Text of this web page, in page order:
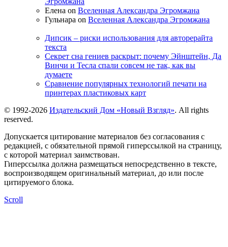
Елена on Вселенная Александра Эгромжана
Гульнара on Вселенная Александра Эгромжана
Дипсик – риски использования для авторерайта
текста
Секрет сна гениев раскрыт: почему Эйнштейн, Да
Винчи и Тесла спали совсем не так, как вы
думаете
Сравнение популярных технологий печати на
принтерах пластиковых карт
© 1992-2026 Издательский Дом «Новый Взгляд». All rights
reserved.
Допускается цитирование материалов без согласования с
редакцией, с обязательной прямой гиперссылкой на страницу,
с которой материал заимствован.
Гиперссылка должна размещаться непосредственно в тексте,
воспроизводящем оригинальный материал, до или после
цитируемого блока.
Scroll